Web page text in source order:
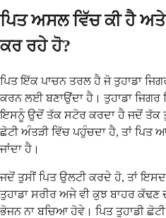
ਪਿਤ ਅਸਲ ਵਿੱਚ ਕੀ ਹੈ
ਕਰ ਰਹੇ ਹੋ?
ਪਿਤ ਇੱਕ ਪਾਚਨ ਤਰਲ ਹੈ ਜੋ ਤੁਹਾਡਾ
ਕਰਨ ਲਈ ਬਣਾਉਂਦਾ ਹੈ। ਤੁਹਾਡਾ ਜਿਗਰ
ਇਸਨੂੰ ਉਦੋਂ ਤੱਕ ਸਟੋਰ ਕਰਦਾ ਹੈ ਜਦੋਂ ਤੱਕ
ਛੋਟੀ ਅੰਤੜੀ ਵਿੱਚ ਪਹੁੰਚਦਾ ਹੈ, ਤਾਂ ਪਿਤ
ਜਾਂਦਾ ਹੈ।
ਜਦੋਂ ਤੁਸੀਂ ਪਿਤ ਉਲਟੀ ਕਰਦੇ ਹੋ, ਤਾਂ
ਤੁਹਾਡਾ ਸਰੀਰ ਅਜੇ ਵੀ ਕੁਝ ਬਾਹਰ ਕੱਢਣ
ਭੋਜਨ ਨਾ ਬਚਿਆ ਹੋਵੇ। ਪਿਤ ਤੁਹਾਡੀ